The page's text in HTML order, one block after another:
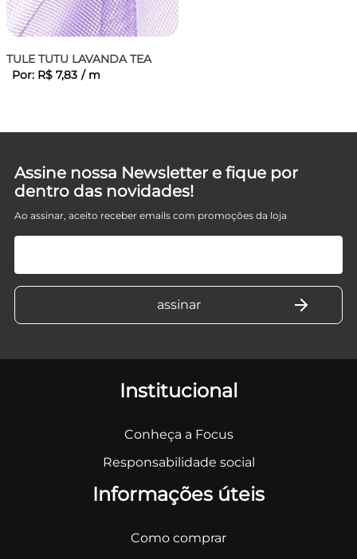
TULE TUTU LAVANDA TEA
Por: R$ 7,83 / m
Assine nossa Newsletter e fique por
dentro das novidades!
Ao assinar, aceito receber emails com promoções da loja
Institucional
Conheça a Focus
Responsabilidade social
Informações úteis
Como comprar